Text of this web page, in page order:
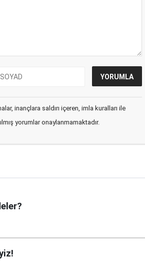
inançlara saldırı içeren, imla kuralları ile
yorumlar onaylanmamaktadır.